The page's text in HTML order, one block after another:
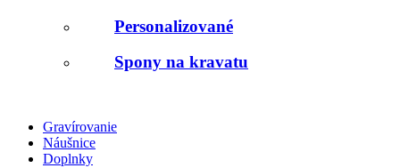
Personalizované
Spony na kravatu
Gravírovanie
Náušnice
Doplnky